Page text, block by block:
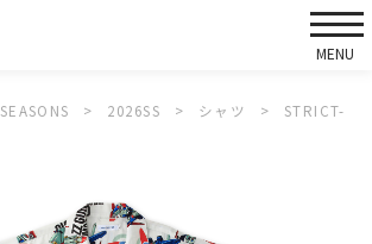
SEASONS 2026SS シャツ STRICT-G